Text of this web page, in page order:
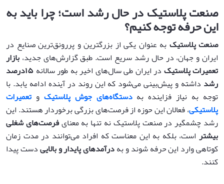
صنعت پلاستیک در حال رشد است؛ چرا باید به
این حرفه توجه کنیم؟
صنعت پلاستیکبه عنوان یکی از بزرگترین و پررونق‌ترین صنایع در
ایران و جهان، در حال رشد سریع است. طبق گزارش‌های جدید،بازار
تعمیرات پلاستیکدر ایران طی سال‌های اخیر به طور سالانه ۱۵درصد
رشد داشته و پیش‌بینی می‌شود که این روند در آینده ادامه یابد. با
توجه به نیاز فزاینده بهدستگاه‌های جوش پلاستیک و تعمیرات
پلاستیکی، فعالان این حوزه از فرصت‌های بزرگی برخوردار هستند. این
رشد چشمگیر در صنعت پلاستیک نه تنها به معنایفرصت‌های شغلی
بیشتر است، بلکه به این معناست که افراد می‌توانند در مدت زمان
کوتاهی وارد این حرفه شوند و بهدرآمدهای پایدار و بالاییدست پیدا
کنند.